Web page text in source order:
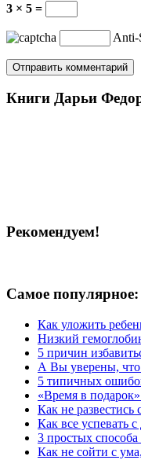
3 × 5 =
Anti-
Книги Дарьи
Рекомендуем!
Самое популярное:
Как уложить
Низкий
5 причин
А Вы уверены, что
5 типичных
«Время в
Как не
Как все успевать
3 простых
Как не сойти с